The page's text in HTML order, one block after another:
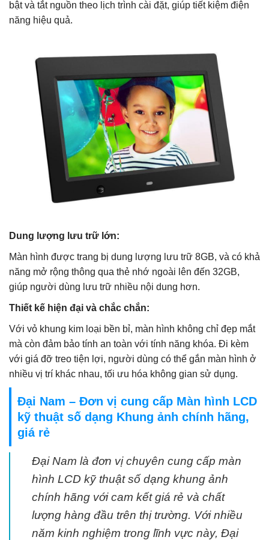
bật và tắt nguồn theo lịch trình cài đặt, giúp tiết kiệm điện
năng hiệu quả.
Dung lượng lưu trữ lớn:
Màn hình được trang bị dung lượng lưu trữ 8GB, và có khả
năng mở rộng thông qua thẻ nhớ ngoài lên đến 32GB,
giúp người dùng lưu trữ nhiều nội dung hơn.
Thiết kế hiện đại và chắc chắn:
Với vỏ khung kim loại bền bỉ, màn hình không chỉ đẹp mắt
mà còn đảm bảo tính an toàn với tính năng khóa. Đi kèm
với giá đỡ treo tiện lợi, người dùng có thể gắn màn hình ở
nhiều vị trí khác nhau, tối ưu hóa không gian sử dụng.
Đại Nam – Đơn vị cung cấp Màn hình LCD
kỹ thuật số dạng Khung ảnh chính hãng,
giá rẻ
Đại Nam là đơn vị chuyên cung cấp màn
hình LCD kỹ thuật số dạng khung ảnh
chính hãng với cam kết giá rẻ và chất
lượng hàng đầu trên thị trường. Với nhiều
năm kinh nghiệm trong lĩnh vực này, Đại